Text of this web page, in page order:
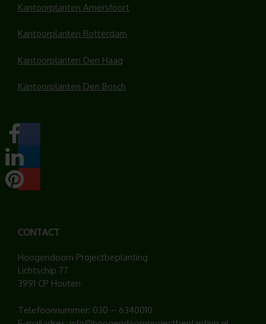
Kantoorplanten Amersfoort
Kantoorplanten Rotterdam
Kantoorplanten Den Haag
Kantoorplanten Den Bosch
CONTACT
Hoogendoorn Projectbeplanting
Lichtschip 77
3991 CP Houten
Telefoonnummer: 030 – 6340010